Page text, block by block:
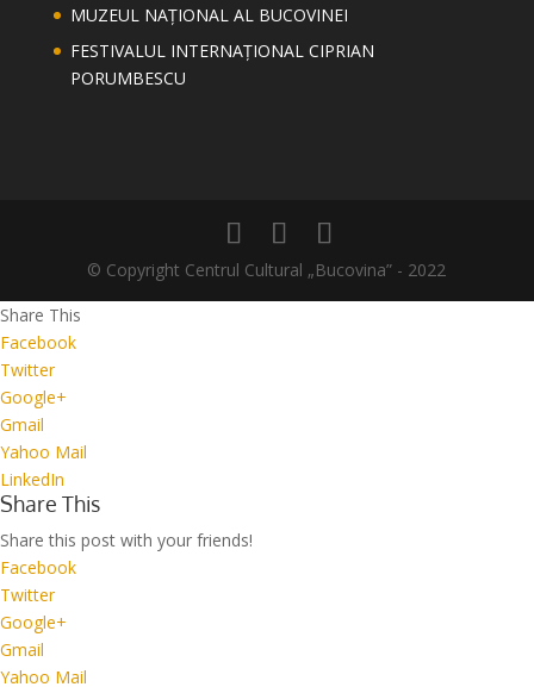
MUZEUL NAȚIONAL AL BUCOVINEI
FESTIVALUL INTERNAȚIONAL CIPRIAN
PORUMBESCU
© Copyright Centrul Cultural „Bucovina” - 2022
Share This
Facebook
Twitter
Google+
Gmail
Yahoo Mail
LinkedIn
Share This
Share this post with your friends!
Facebook
Twitter
Google+
Gmail
Yahoo Mail